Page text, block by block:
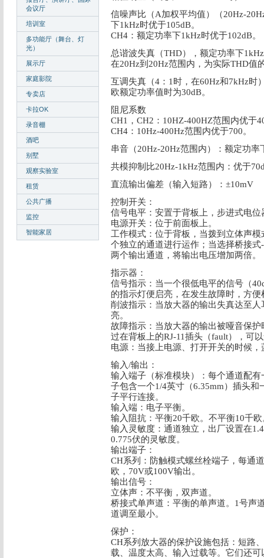
信噪声比（A加权平均值）（20Hz-
下1kHz时优于105dB。
CH4：额定功率下1kHz时优于102dB。
总谐波失真（THD），额定功率下
在20Hz到20Hz范围内，为实际THD值
互调失真（4：1时，在60Hz和7kHz时
欧额定功率值时为30dB。
阻尼系数
CH1，CH2：10HZ-400HZ范围内优于
CH4：10Hz-400Hz范围内优于700。
串音（20Hz-20Hz范围内）：额定功率
共模抑制比20Hz-1kHz范围内：优于
直流输出偏差（输入短路）：±10mV
控制开关：
信号电平：安置于背板上，步进式电位
电源开关：位于前面板上。
工作模式：位于背板，当拨到立体声
个独立的通道进行运作；当选择桥接
两个输出通道，将输出电压增加两倍。
指示器：
信号指示：当一个很低电平的信号（
的指示灯便启亮，在发生故障时，方
削波指示：当放大器的输出失真达至
亮。
故障指示：当放大器的输出被哑音保
过在背板上的RJ-11插头（fault），可
电源：当接上电源、打开开关的时候
输入/输出：
输入端子（标准模块）：每个通道配
子包含一个1/4英寸（6.35mm）插头
子平行连接。
输入端：电子平衡。
输入阻抗：平衡20千欧。不平衡10千欧
输入灵敏度：通道独立，出厂设置在
0.775伏的灵敏度。
输出端子：
CH系列：防触模式螺丝栓端子，每通
欧，70V或100V输出。
输出信号：
立体声：不平衡，双声道。
桥接式单声道：平衡的单声道。1号声
道调至最小。
保护：
CH系列放大器的保护设施包括：短路
载、温度太高、输入过载等。它们还
会议厅
培训室
多功能厅（舞台、灯
光）
展示厅
家庭影院
专卖店
卡拉OK
录音棚
酒吧
别墅
观察实验室
租赁
公共广播
监控
智能家居